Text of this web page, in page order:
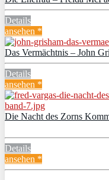
Details
ansehen *
Das Vermächtnis – John
Details
ansehen *
Die Nacht des Zorns
Details
ansehen *